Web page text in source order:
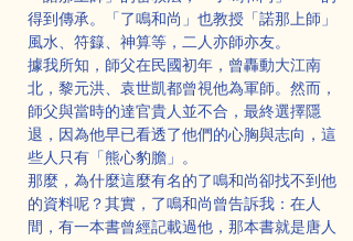
得到傳承。「了鳴和尚」也教授「諾那上師」
風水、符籙、神算等，二人亦師亦友。
據我所知，師父在民國初年，曾轟動大江南
北，黎元洪、袁世凱都曾視他為軍師。然而，
師父與當時的達官貴人並不合，最終選擇隱
退，因為他早已看透了他們的心胸與志向，這
些人只有「熊心豹膽」。
那麼，為什麼這麼有名的了鳴和尚卻找不到他
的資料呢？其實，了鳴和尚曾告訴我：在人
間，有一本書曾經記載過他，那本書就是唐人